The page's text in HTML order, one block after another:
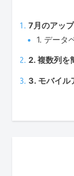
7月のアッ
1. データ
2. 複数列を
3. モバイル